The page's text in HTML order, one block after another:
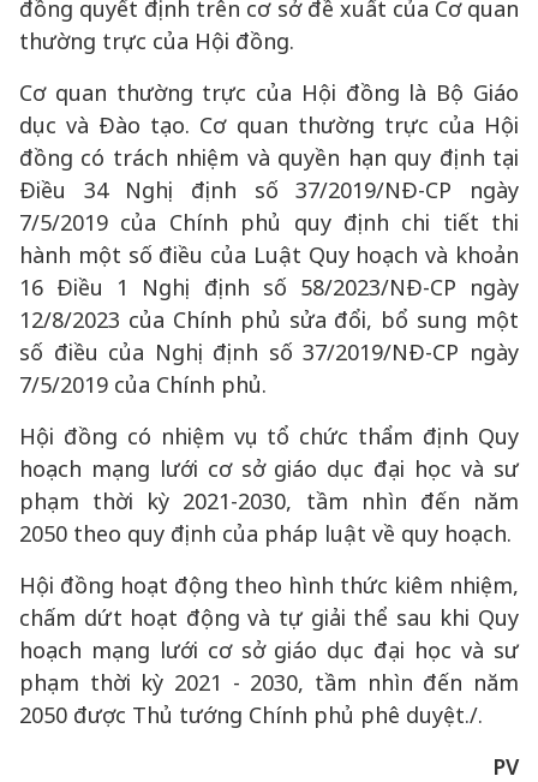
đồng quyết định trên cơ sở đề xuất của Cơ quan
thường trực của Hội đồng.
Cơ quan thường trực của Hội đồng là Bộ Giáo
dục và Đào tạo. Cơ quan thường trực của Hội
đồng có trách nhiệm và quyền hạn quy định tại
Điều 34 Nghị định số 37/2019/NĐ-CP ngày
7/5/2019 của Chính phủ quy định chi tiết thi
hành một số điều của Luật Quy hoạch và khoản
16 Điều 1 Nghị định số 58/2023/NĐ-CP ngày
12/8/2023 của Chính phủ sửa đổi, bổ sung một
số điều của Nghị định số 37/2019/NĐ-CP ngày
7/5/2019 của Chính phủ.
Hội đồng có nhiệm vụ tổ chức thẩm định Quy
hoạch mạng lưới cơ sở giáo dục đại học và sư
phạm thời kỳ 2021-2030, tầm nhìn đến năm
2050 theo quy định của pháp luật về quy hoạch.
Hội đồng hoạt động theo hình thức kiêm nhiệm,
chấm dứt hoạt động và tự giải thể sau khi Quy
hoạch mạng lưới cơ sở giáo dục đại học và sư
phạm thời kỳ 2021 - 2030, tầm nhìn đến năm
2050 được Thủ tướng Chính phủ phê duyệt./.
PV